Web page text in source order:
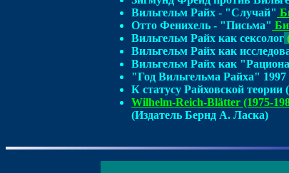
Вильгельм Райх - "Случай"
Отто Фенихель - "Письма"
Вильгельм Райх как сексолог
Вильгельм Райх как
Вильгельм Райх как
"Год Вильгельма Райха" 1997
К статусу Райховской теории
Wilhelm-Reich-Blätter (1975-
(Издатель Бернд А. Ласка)